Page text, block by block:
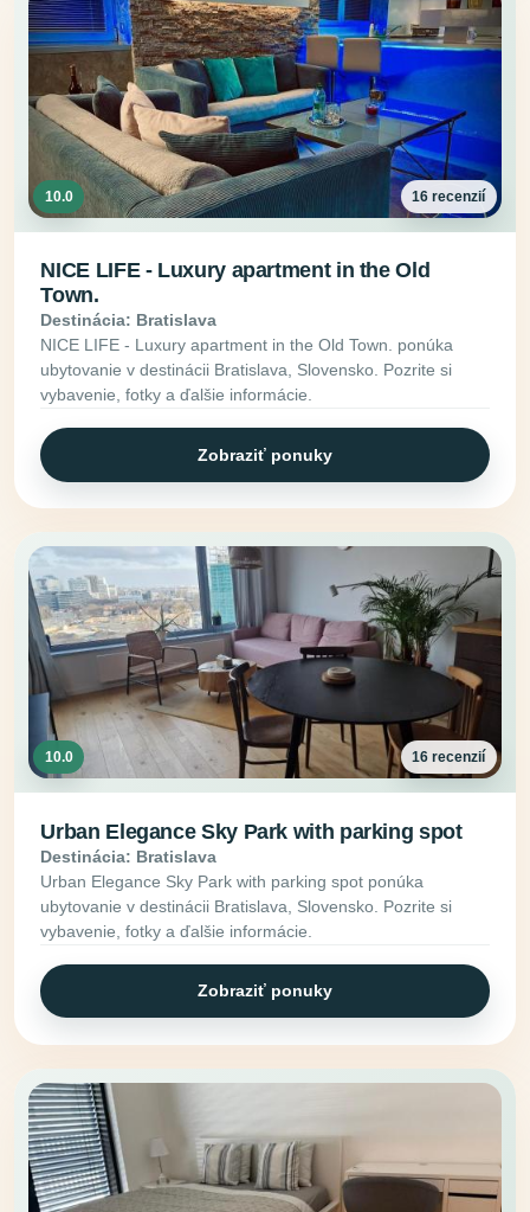
10.0 16 recenzií
NICE LIFE - Luxury apartment in the Old
Town.
Destinácia: Bratislava
NICE LIFE - Luxury apartment in the Old Town. ponúka
ubytovanie v destinácii Bratislava, Slovensko. Pozrite si
vybavenie, fotky a ďalšie informácie.
Zobraziť ponuky
10.0 16 recenzií
Urban Elegance Sky Park with parking spot
Destinácia: Bratislava
Urban Elegance Sky Park with parking spot ponúka
ubytovanie v destinácii Bratislava, Slovensko. Pozrite si
vybavenie, fotky a ďalšie informácie.
Zobraziť ponuky